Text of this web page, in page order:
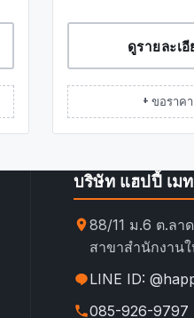
ดูรายละเ
+ ขอราคา
บริษัท แฮปปี้ เม
88/11 ม.6 ต.ลา
สาขาสำนักงานใ
LINE ID:
085-926-